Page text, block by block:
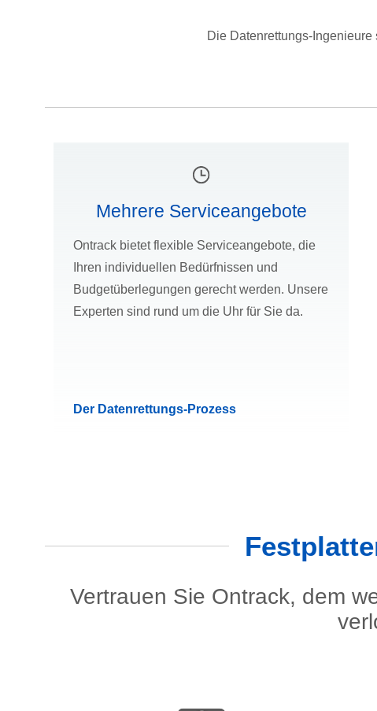
Die Datenrettungs-
Mehrere Serviceangebote
Ontrack bietet flexible Serviceangebote, die
Ihren individuellen Bedürfnissen und
Budgetüberlegungen gerecht werden. Unsere
Experten sind rund um die Uhr für Sie da.
Der Datenrettungs-Prozess
Vertrauen Sie Ontrack, dem